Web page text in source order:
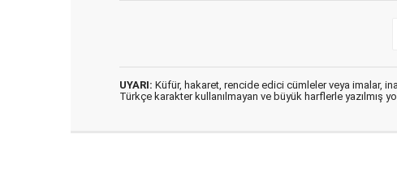
UYARI: Küfür, hakaret, rencide edici cümleler veya imalar,
Türkçe karakter kullanılmayan ve büyük harflerle yazılmış